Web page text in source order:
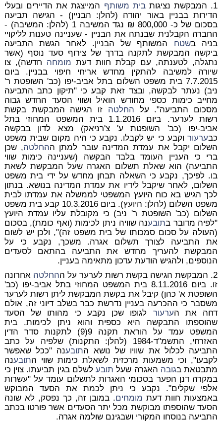
1. המבקשת נציגות
בית משותף המייצגת את הדיירים ובעלי
הדירות בבניין באור יהודה (להלן: הבניין) - הגישה תביעה
בסכום של כ- 800,000 ₪ נגד המשיבה 1 (להלן: המשיבה) -
החברה הקבלנית שבנתה את הבניין - שעניינה טענות לליקויי
בניה בשטח המשותף של הבניין. לאחר הגשת התביעה
ביקשה המבקשת לתקנה בדרך של צירוף סעד נוסף (אשר
נתגלה, לטענתה, עם קבלת חוות דעת מומחה חדשה), צו
שיורה למשיבה להתקין מחדש אריחי חיפוי בבניין. ביום
7.7.2015 בית משפט השלום בתל אביב-יפו (כב' השופטת ר'
ניב) נעתר לבקשה, ובצד זאת קבע כי "תיקון כתב התביעה
מחייב כימות כספי מחודש הואיל ושווי הסעד החדש גבוה
מסכום התביעה". על החלטה זו הגישה המבקשת בקשת
רשות לערער. ביום 1.1.2016 בית המשפט המחוזי בתל
אביב-יפו (כב' השופטת ע' צ'רניאק) מצא לדון בבקשה
כבערעורוקבע כי יש לקבלו. נקבע כי היה מקום שבית משפט
השלום יקבל את עמדת המדינה עובר למתן ההחלטה, שכן
ברי כי העניין העומד בלבד הבקשה (שעניינה כימות שווי
התביעה) הוא שאלת תשלום האגרה שעל המבקשת לשאת
בו. לפיכך, נקבע כי השאלה תבחן מחדש על ידי בית משפט
השלום, לאחר שיקבל לידיו את עמדת המדינה בנושא. בנתון
לכך הגיש בא כוח היועץ המשפטי לממשלה את עמדתו לבית
משפט השלום (להלן: היועץ). ביום 10.3.2016 קבע בית משפט
השלום (כב' השופטת ר' ניב) כי מקובלת עליו עמדת היועץ
"לפיה מדובר בתובענה שוויה ניתן לכימות (ואף כומת), בסכום
(העולה על סכום סמכותו של בית משפט זה)", ולכן יש לשום
את התביעה לצורך תשלום אגרה. משכך, נקבע כי על
המבקשת להעריך מחדש את התביעה בהתאם לסעדים
הנוספים, ולהגיש הודעת עדכון מתאימה בעניין.
2. המבקשת הגישה בקשת רשות לערער על ה
החלטה אחרונה
זו. ביום 8.11.2016 בית המשפט המחוזי בתל אביב-יפו (כב'
השופטת א' כהן) קיבל את בקשת המבקשת ליתן רשות לערער
משסבר כי ההכרעה בעניין נדרשת כבר בשלב דיוני זה, אולם
דחה את הערעור לגופו שכן נקבע כי מהותו של הסעד
שהוספתו התבקשה היא כספית והוא ניתן לכימות. בית
המשפט עמד על הוראת תקנה 9(9) לתקנות סדר הדין
האזרחי, התשמ"ד-1984 (להלן: התקנות) שלפיה על כתב
התביעה לכלול את שוויו של נושא התובענה "ככל שאפשר
לקבעו", וכי משמעות מרכזית לשאלת כימות שווי התובענה
מתבטאת בגובה האגרה שעל תובעלשלם בגין תביעתו. צוין כי
במקרה דנן הפער בסכומי האגרות לתשלום עומד על "עשרות
אלפי שקלים". נקבע כי ניתן לכמת את הסעד המבוקש
באמצעות חוות דעת מומחים. במובן זה, כך נפסק, לא שונה
הסעד שהוספתו מבוקשת מכל יתר הסעדים אשר פורטו בכתב
התביעה בנוסחו המקורי ושבגינם שולמה אגרה.